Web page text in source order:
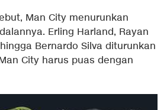
Man City menurunkan
Erling Harland, Rayan
Bernardo Silva diturunkan
City harus puas dengan